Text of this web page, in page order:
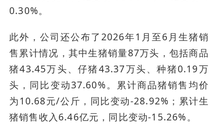
0.30%。
此外，公司还公布了2026年1月至6月生猪销
售累计情况，其中生猪销量87万头，包括商品
猪43.45万头、仔猪43.37万头、种猪0.19万
头，同比变动37.60%。累计商品猪销售均价
为10.68元/公斤，同比变动-28.92%；累计生
猪销售收入6.46亿元，同比变动-15.26%。